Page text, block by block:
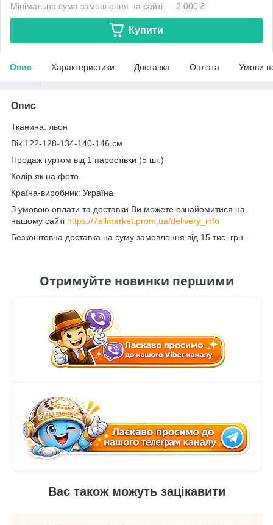
Мінімальна сума замовлення на сайті — 2 000 ₴
Купити
Опис Характеристики Доставка Оплата Умови
Опис
Тканина: льон
Вік 122-128-134-140-146 см
Продаж гуртом від 1 паростівки (5 шт.)
Колір як на фото.
Країна-виробник: Україна
З умовою оплати та доставки Ви можете ознайомитися на
нашому сайті https://7allmarket.prom.ua/delivery_info
Безкоштовна доставка на суму замовлення від 15 тис. грн.
Отримуйте новинки першими
Вас також можуть зацікавити